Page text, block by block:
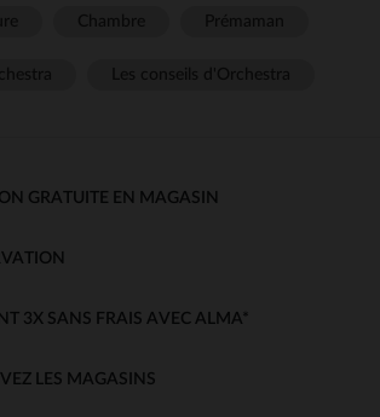
GRATUITE EN MAGASIN
3X SANS FRAIS AVEC ALMA*
LES MAGASINS